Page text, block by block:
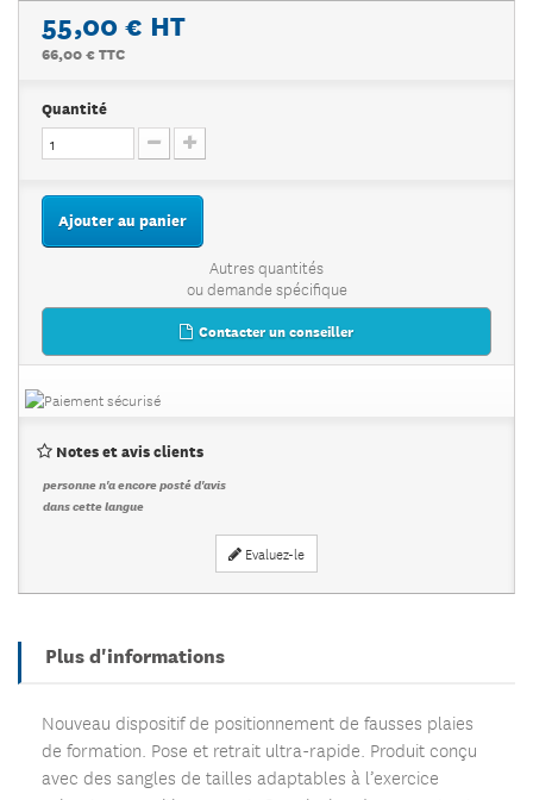
55,00 € HT
66,00 € TTC
Quantité
Ajouter au panier
Autres quantités
ou demande spécifique
Contacter un conseiller
Notes et avis clients
personne n'a encore posté d'avis
dans cette langue
Evaluez-le
Plus d'informations
Nouveau dispositif de positionnement de fausses plaies
de formation. Pose et retrait ultra-rapide. Produit conçu
avec des sangles de tailles adaptables à l’exercice